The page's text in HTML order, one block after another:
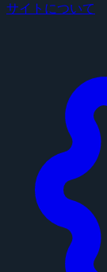
サイトについて